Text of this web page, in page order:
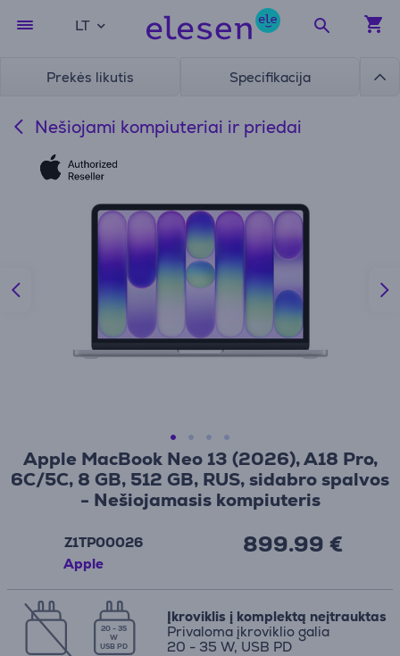
LT
Prekės likutis Specifikacija
Nešiojami kompiuteriai ir priedai
Apple MacBook Neo 13 (2026), A18 Pro,
6C/5C, 8 GB, 512 GB, RUS, sidabro spalvos
- Nešiojamasis kompiuteris
Z1TP00026
Apple
899.99 €
20 - 35
W
USB PD
Įkroviklis į komplektą neįtrauktas
Privaloma įkroviklio galia
20 - 35 W, USB PD